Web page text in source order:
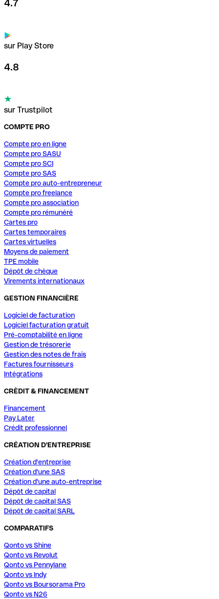
4.7
sur Play Store
4.8
sur Trustpilot
COMPTE PRO
Compte pro en ligne
Compte pro SASU
Compte pro SCI
Compte pro SAS
Compte pro auto-entrepreneur
Compte pro freelance
Compte pro association
Compte pro rémunéré
Cartes pro
Cartes temporaires
Cartes virtuelles
Moyens de paiement
TPE mobile
Dépôt de chèque
Virements internationaux
GESTION FINANCIÈRE
Logiciel de facturation
Logiciel facturation gratuit
Pré-comptabilité en ligne
Gestion de trésorerie
Gestion des notes de frais
Factures fournisseurs
Intégrations
CRÈDIT & FINANCEMENT
Financement
Pay Later
Crédit professionnel
CRÉATION D'ENTREPRISE
Création d'entreprise
Création d'une SAS
Création d'une auto-entreprise
Dépôt de capital
Dépôt de capital SAS
Dépôt de capital SARL
COMPARATIFS
Qonto vs Shine
Qonto vs Revolut
Qonto vs Pennylane
Qonto vs Indy
Qonto vs Boursorama Pro
Qonto vs N26